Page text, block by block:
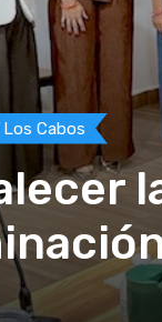
Los Cabos